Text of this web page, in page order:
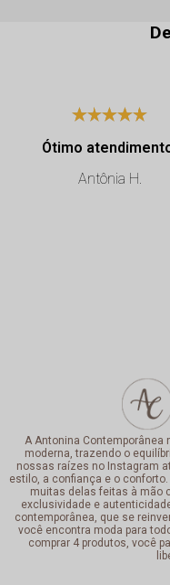
Ótimo
Antônia H.
A Antonina Contemporânea
moderna, trazendo o
nossas raízes no Instagram
estilo, a confiança e o
muitas delas feitas à mão
exclusividade e
contemporânea, que se
você encontra moda para
comprar 4 produtos, você